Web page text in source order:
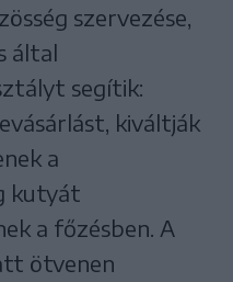
szervezése,
által
segítik:
kiváltják
a
kutyát
a főzésben. A
ötvenen